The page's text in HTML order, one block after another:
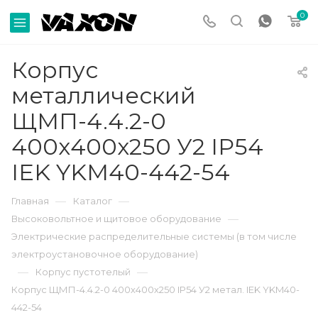
0
Корпус
металлический
ЩМП-4.4.2-0
400х400х250 У2 IP54
IEK YKM40-442-54
Главная — Каталог —
Высоковольтное и щитовое оборудование —
Электрические распределительные системы (в том числе
электроустановочное оборудование)
— Корпус пустотелый —
Корпус ЩМП-4.4.2-0 400х400х250 IP54 У2 метал. IEK YKM40-
442-54